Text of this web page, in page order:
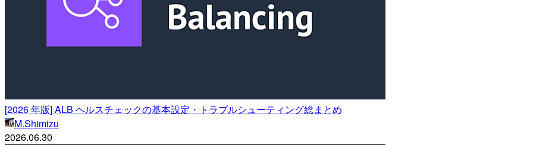
[2026 年版] ALB ヘルスチェックの基本設定・トラブルシューティング総まとめ
M.Shimizu
2026.06.30